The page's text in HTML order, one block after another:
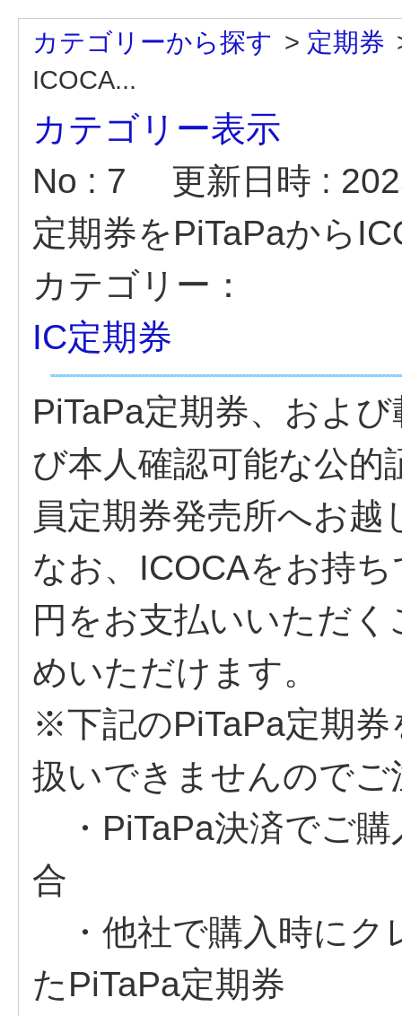
カテゴリーから探す > 定期券
ICOCA...
カテゴリー表示
No : 7
更新日時 :
定期券をPiTaPaから
カテゴリー：
IC定期券
PiTaPa定期券、およ
び本人確認可能な公的
員定期券発売所へお越
なお、ICOCAをお持
円をお支払いいただ
めいただけます。
※下記のPiTaPa定期
扱いできませんので
・PiTaPa決済でご購
合
・他社で購入時にク
たPiTaPa定期券